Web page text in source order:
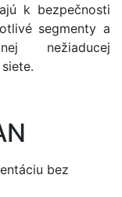
k bezpečnosti
segmenty a
nežiaducej
bez